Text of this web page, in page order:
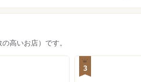
高いお店）です。
3